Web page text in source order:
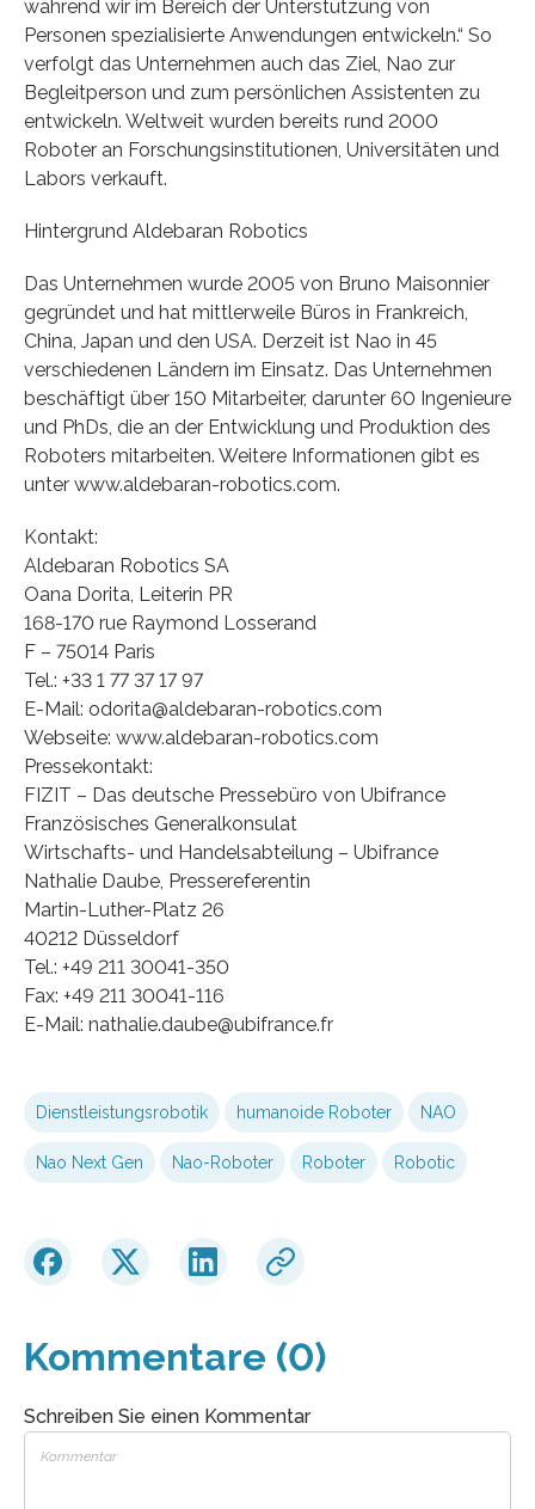
während wir im Bereich der Unterstützung von
Personen spezialisierte Anwendungen entwickeln.“ So
verfolgt das Unternehmen auch das Ziel, Nao zur
Begleitperson und zum persönlichen Assistenten zu
entwickeln. Weltweit wurden bereits rund 2000
Roboter an Forschungsinstitutionen, Universitäten und
Labors verkauft.
Hintergrund Aldebaran Robotics
Das Unternehmen wurde 2005 von Bruno Maisonnier
gegründet und hat mittlerweile Büros in Frankreich,
China, Japan und den USA. Derzeit ist Nao in 45
verschiedenen Ländern im Einsatz. Das Unternehmen
beschäftigt über 150 Mitarbeiter, darunter 60 Ingenieure
und PhDs, die an der Entwicklung und Produktion des
Roboters mitarbeiten. Weitere Informationen gibt es
unter www.aldebaran-robotics.com.
Kontakt:
Aldebaran Robotics SA
Oana Dorita, Leiterin PR
168-170 rue Raymond Losserand
F – 75014 Paris
Tel.: +33 1 77 37 17 97
E-Mail: odorita@aldebaran-robotics.com
Webseite: www.aldebaran-robotics.com
Pressekontakt:
FIZIT – Das deutsche Pressebüro von Ubifrance
Französisches Generalkonsulat
Wirtschafts- und Handelsabteilung – Ubifrance
Nathalie Daube, Pressereferentin
Martin-Luther-Platz 26
40212 Düsseldorf
Tel.: +49 211 30041-350
Fax: +49 211 30041-116
E-Mail: nathalie.daube@ubifrance.fr
Dienstleistungsrobotik humanoide Roboter NAO
Nao Next Gen Nao-Roboter Roboter Robotic
Kommentare (0)
Schreiben Sie einen Kommentar